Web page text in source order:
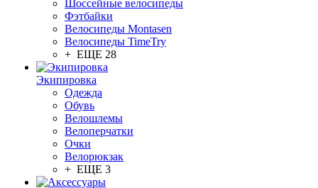
Шоссейные велосипеды
Фэтбайки
Велосипеды Montasen
Велосипеды TimeTry
+ ЕЩЕ 28
Экипировка
Одежда
Обувь
Велошлемы
Велоперчатки
Очки
Велорюкзак
+ ЕЩЕ 3